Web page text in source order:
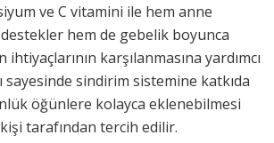
ve C vitamini ile hem anne
destekler hem de gebelik boyunca
karşılanmasına yardımcı
sayesinde sindirim sistemine katkıda
öğünlere kolayca eklenebilmesi
tarafından tercih edilir.